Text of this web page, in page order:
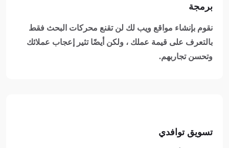
برمجة
نقوم بإنشاء مواقع ويب لك لن تقنع محركات البحث فقط
بالتعرف على قيمة عملك ، ولكن أيضًا تثير إعجاب عملائك
وتحسن تجاربهم.
تسويق توافدي